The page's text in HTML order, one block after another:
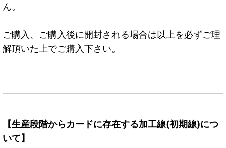
ん。
ご購入、ご購入後に開封される場合は以上を必ずご理
解頂いた上でご購入下さい。
【生産段階からカードに存在する加工線(初期線)につ
いて】